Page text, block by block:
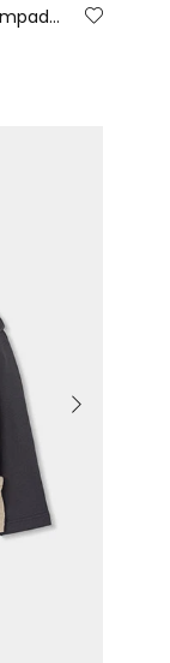
Camiseta punto niña crudo estampado de perro